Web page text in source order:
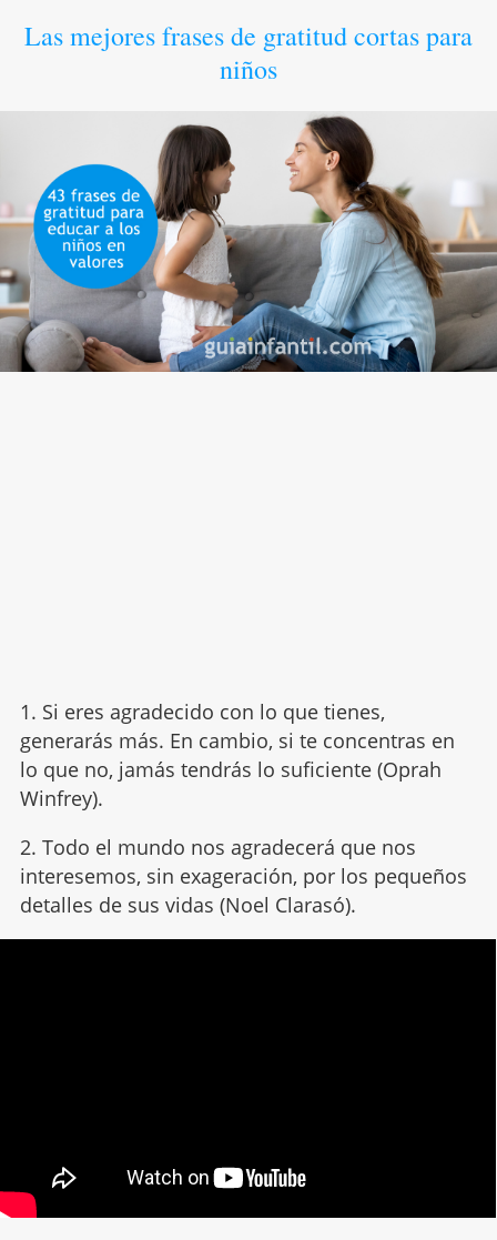
Las mejores frases de gratitud cortas para
niños
1. Si eres agradecido con lo que tienes,
generarás más. En cambio, si te concentras en
lo que no, jamás tendrás lo suficiente (Oprah
Winfrey).
2. Todo el mundo nos agradecerá que nos
interesemos, sin exageración, por los pequeños
detalles de sus vidas (Noel Clarasó).